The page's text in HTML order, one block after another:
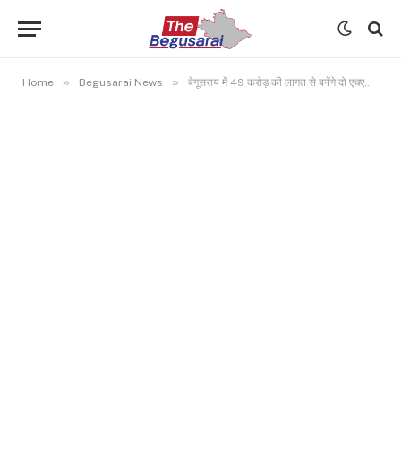
Home » Begusarai News » बेगूसराय में 49 करोड़ की लागत से बनेंगे दो एचएल आरसीसी ब्रिज- बूढ़ी गंडक नदी पर होगा निर्माण कार्य..